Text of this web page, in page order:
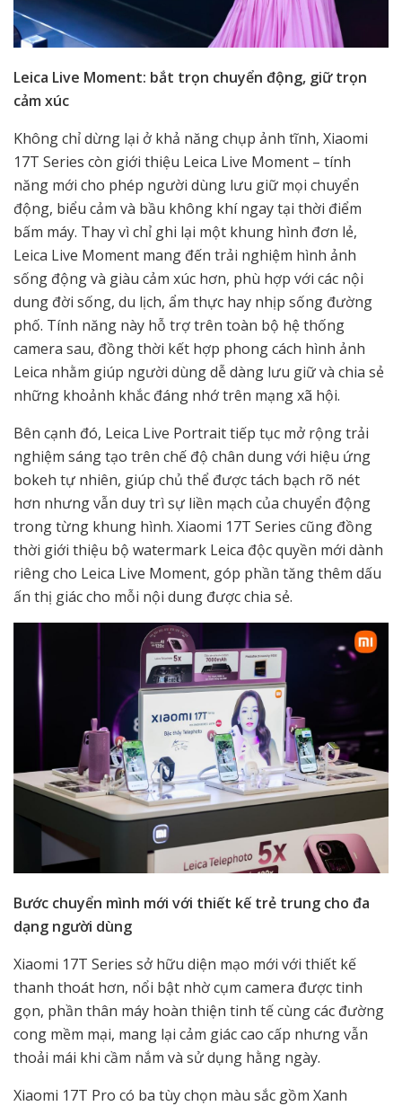
Leica Live Moment: bắt trọn chuyển động, giữ trọn
cảm xúc
Không chỉ dừng lại ở khả năng chụp ảnh tĩnh, Xiaomi
17T Series còn giới thiệu Leica Live Moment – tính
năng mới cho phép người dùng lưu giữ mọi chuyển
động, biểu cảm và bầu không khí ngay tại thời điểm
bấm máy. Thay vì chỉ ghi lại một khung hình đơn lẻ,
Leica Live Moment mang đến trải nghiệm hình ảnh
sống động và giàu cảm xúc hơn, phù hợp với các nội
dung đời sống, du lịch, ẩm thực hay nhịp sống đường
phố. Tính năng này hỗ trợ trên toàn bộ hệ thống
camera sau, đồng thời kết hợp phong cách hình ảnh
Leica nhằm giúp người dùng dễ dàng lưu giữ và chia sẻ
những khoảnh khắc đáng nhớ trên mạng xã hội.
Bên cạnh đó, Leica Live Portrait tiếp tục mở rộng trải
nghiệm sáng tạo trên chế độ chân dung với hiệu ứng
bokeh tự nhiên, giúp chủ thể được tách bạch rõ nét
hơn nhưng vẫn duy trì sự liền mạch của chuyển động
trong từng khung hình. Xiaomi 17T Series cũng đồng
thời giới thiệu bộ watermark Leica độc quyền mới dành
riêng cho Leica Live Moment, góp phần tăng thêm dấu
ấn thị giác cho mỗi nội dung được chia sẻ.
Bước chuyển mình mới với thiết kế trẻ trung cho đa
dạng người dùng
Xiaomi 17T Series sở hữu diện mạo mới với thiết kế
thanh thoát hơn, nổi bật nhờ cụm camera được tinh
gọn, phần thân máy hoàn thiện tinh tế cùng các đường
cong mềm mại, mang lại cảm giác cao cấp nhưng vẫn
thoải mái khi cầm nắm và sử dụng hằng ngày.
Xiaomi 17T Pro có ba tùy chọn màu sắc gồm Xanh